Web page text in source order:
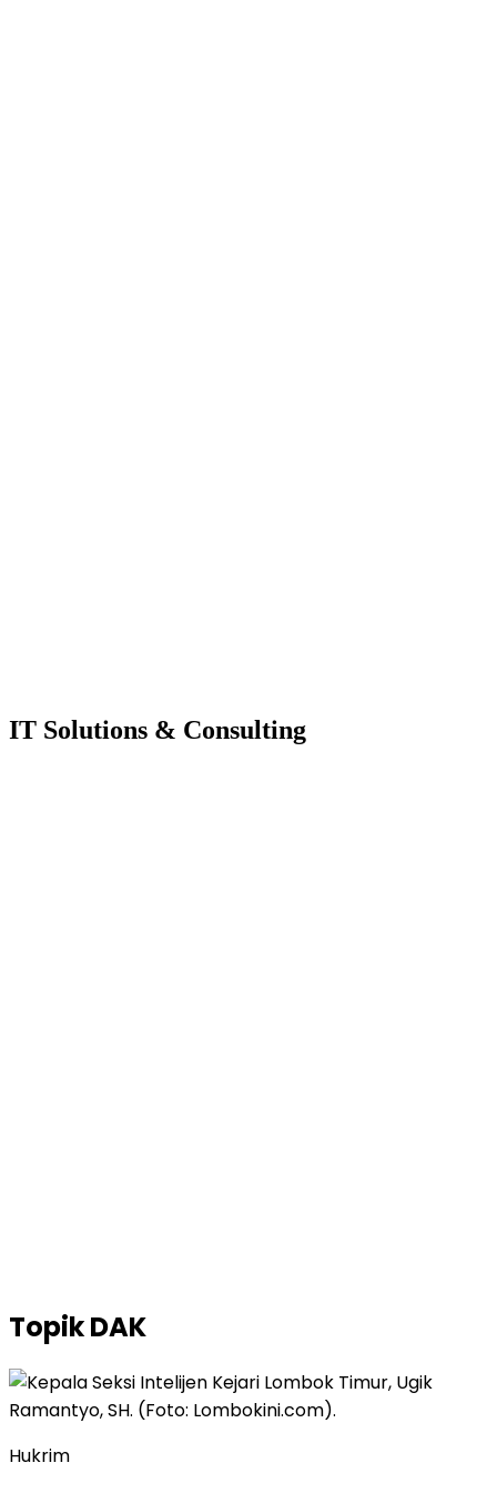
IT Solutions & Consulting
TopikDAK
Hukrim